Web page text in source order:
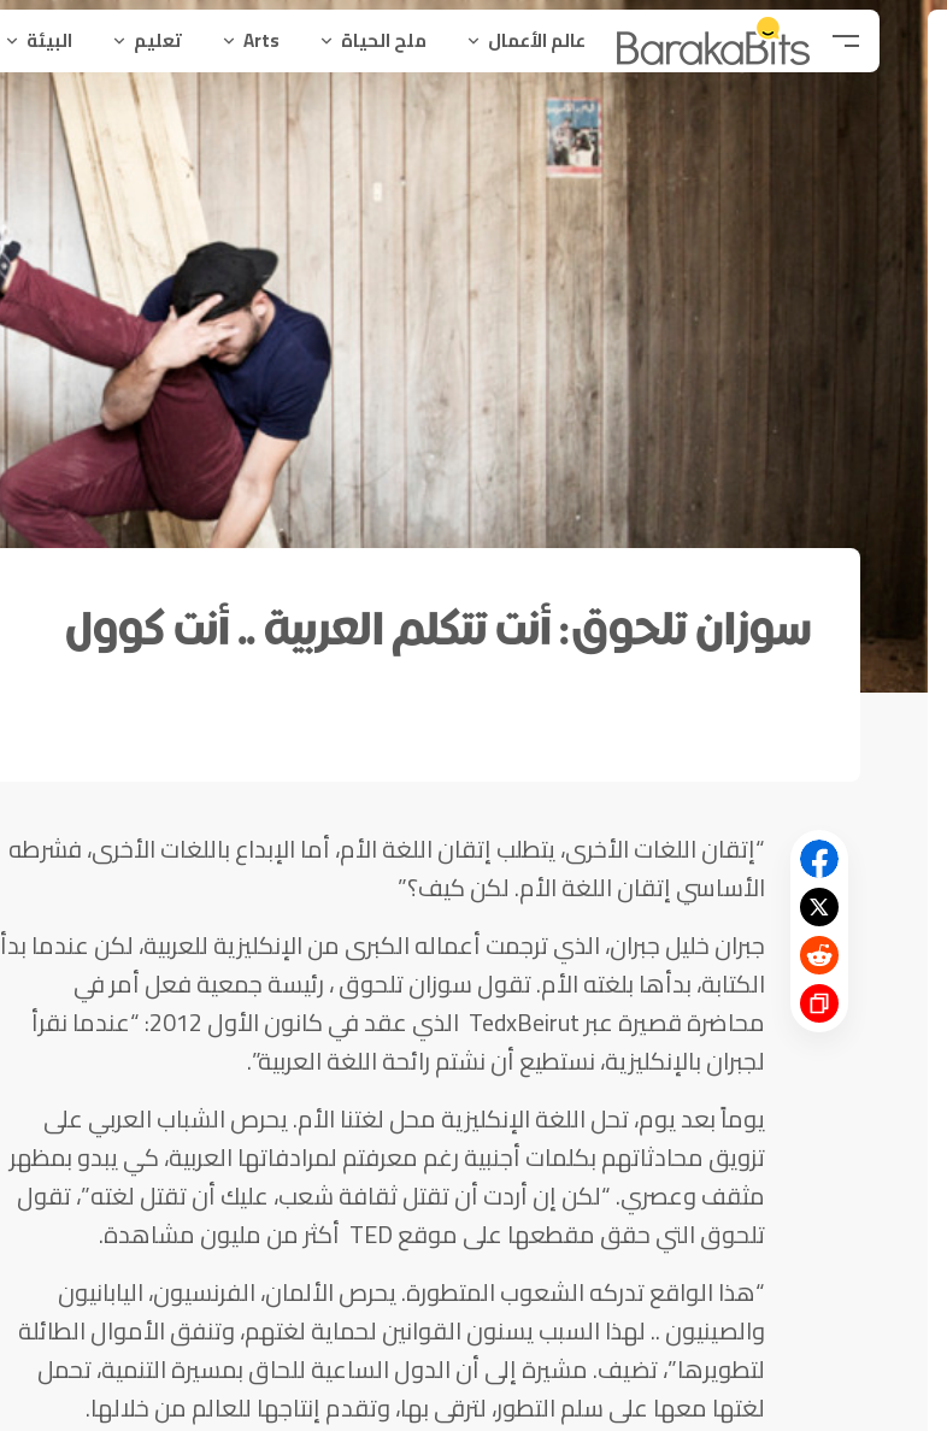
عالم الأعمال ملح الحياة Arts تعليم البيئة
سوزان تلحوق: أنت تتكلم العربية .. أنت كوول
“إتقان اللغات الأخرى، يتطلب إتقان اللغة الأم، أما الإبداع باللغات الأخرى، فشرطه
الأساسي إتقان اللغة الأم. لكن كيف؟”
جبران خليل جبران، الذي ترجمت أعماله الكبرى من الإنكليزية للعربية، لكن عندما بدأ
الكتابة، بدأها بلغته الأم. تقول سوزان تلحوق ، رئيسة جمعية فعل أمر في
محاضرة قصيرة عبر TedxBeirut الذي عقد في كانون الأول 2012: “عندما نقرأ
لجبران بالإنكليزية، نستطيع أن نشتم رائحة اللغة العربية”.
يوماً بعد يوم، تحل اللغة الإنكليزية محل لغتنا الأم. يحرص الشباب العربي على
تزويق محادثاتهم بكلمات أجنبية رغم معرفتم لمرادفاتها العربية، كي يبدو بمظهر
مثقف وعصري. “لكن إن أردت أن تقتل ثقافة شعب، عليك أن تقتل لغته”، تقول
تلحوق التي حقق مقطعها على موقع TED أكثر من مليون مشاهدة.
“هذا الواقع تدركه الشعوب المتطورة. يحرص الألمان، الفرنسيون، اليابانيون
والصينيون .. لهذا السبب يسنون القوانين لحماية لغتهم، وتنفق الأموال الطائلة
لتطويرها”، تضيف. مشيرة إلى أن الدول الساعية للحاق بمسيرة التنمية، تحمل
لغتها معها على سلم التطور، لترقى بها، وتقدم إنتاجها للعالم من خلالها.